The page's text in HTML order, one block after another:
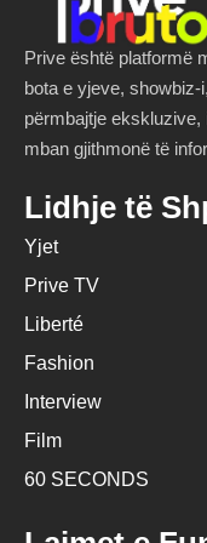
Prive është platformë
bota e yjeve,
përmbajtje ekskluzive,
mban gjithmonë të
Lidhje të
Yjet
Prive TV
Liberté
Fashion
Interview
Film
60 SECONDS